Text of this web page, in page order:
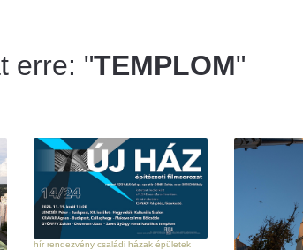
erre: "TEMPLOM"
hír rendezvény családi házak épületek